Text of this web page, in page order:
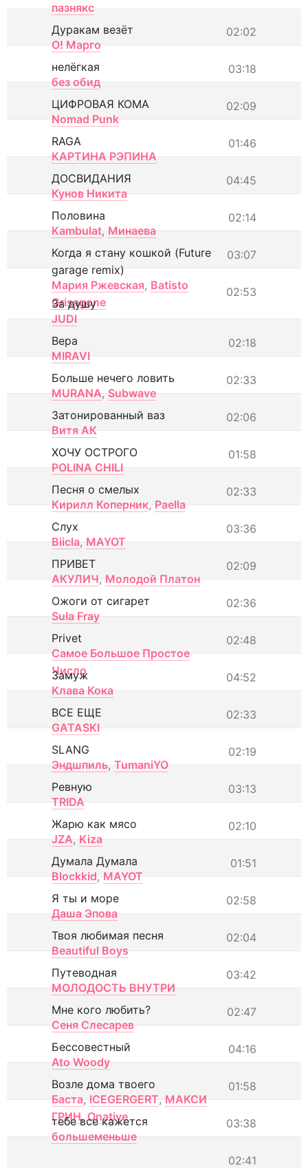
пазнякс
02:02
Дуракам везёт
О! Марго
03:18
нелёгкая
без обид
02:09
ЦИФРОВАЯ КОМА
Nomad Punk
01:46
RAGA
КАРТИНА РЭПИНА
04:45
ДОСВИДАНИЯ
Кунов Никита
02:14
Половина
Kambulat, Минаева
03:07
Когда я стану кошкой (Future
garage remix)
Мария Ржевская, Batisto
Grisagone
02:53
За душу
JUDI
02:18
Вера
MIRAVI
02:33
Больше нечего ловить
MURANA, Subwave
02:06
Затонированный ваз
Витя АК
01:58
ХОЧУ ОСТРОГО
POLINA CHILI
02:33
Песня о смелых
Кирилл Коперник, Paella
03:36
Слух
Biicla, MAYOT
02:09
ПРИВЕТ
АКУЛИЧ, Молодой Платон
02:36
Ожоги от сигарет
Sula Fray
02:48
Privet
Самое Большое Простое
Число
04:52
Замуж
Клава Кока
02:33
ВСЕ ЕЩЕ
GATASKI
02:19
SLANG
Эндшпиль, TumaniYO
03:13
Ревную
TRIDA
02:10
Жарю как мясо
JZA, Kiza
01:51
Думала Думала
Blockkid, MAYOT
02:58
Я ты и море
Даша Эпова
02:04
Твоя любимая песня
Beautiful Boys
03:42
Путеводная
МОЛОДОСТЬ ВНУТРИ
02:47
Мне кого любить?
Сеня Слесарев
04:16
Бессовестный
Ato Woody
01:58
Возле дома твоего
Баста, ICEGERGERT, МАКСИ
ГРИН, Onative 03:38
тебе все кажется
большеменьше
02:41